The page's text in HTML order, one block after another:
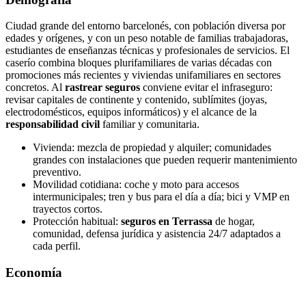
Ciudad grande del entorno barcelonés, con población diversa por
edades y orígenes, y con un peso notable de familias trabajadoras,
estudiantes de enseñanzas técnicas y profesionales de servicios. El
caserío combina bloques plurifamiliares de varias décadas con
promociones más recientes y viviendas unifamiliares en sectores
concretos. Al rastrear seguros conviene evitar el infraseguro:
revisar capitales de continente y contenido, sublímites (joyas,
electrodomésticos, equipos informáticos) y el alcance de la
responsabilidad civil familiar y comunitaria.
Vivienda: mezcla de propiedad y alquiler; comunidades
grandes con instalaciones que pueden requerir mantenimiento
preventivo.
Movilidad cotidiana: coche y moto para accesos
intermunicipales; tren y bus para el día a día; bici y VMP en
trayectos cortos.
Protección habitual: seguros en Terrassa de hogar,
comunidad, defensa jurídica y asistencia 24/7 adaptados a
cada perfil.
Economía